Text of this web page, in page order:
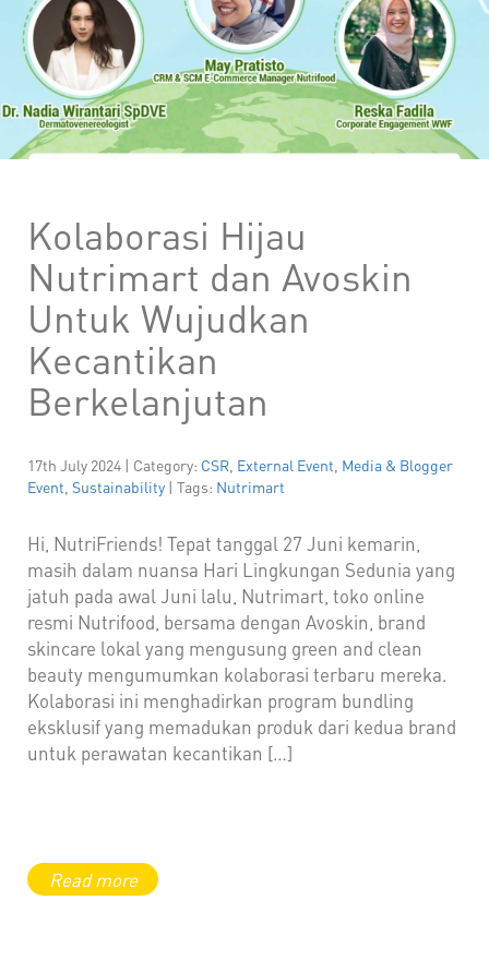
Kolaborasi Hijau
Nutrimart dan Avoskin
Untuk Wujudkan
Kecantikan
Berkelanjutan
17th July 2024 | Category: CSR External Event Media & Blogger
Event Sustainability | Tags: Nutrimart
Hi, NutriFriends! Tepat tanggal 27 Juni kemarin,
masih dalam nuansa Hari Lingkungan Sedunia yang
jatuh pada awal Juni lalu, Nutrimart, toko online
resmi Nutrifood, bersama dengan Avoskin, brand
skincare lokal yang mengusung green and clean
beauty mengumumkan kolaborasi terbaru mereka.
Kolaborasi ini menghadirkan program bundling
eksklusif yang memadukan produk dari kedua brand
untuk perawatan kecantikan […]